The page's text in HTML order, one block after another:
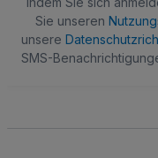
Sie unseren
unsere
SMS-